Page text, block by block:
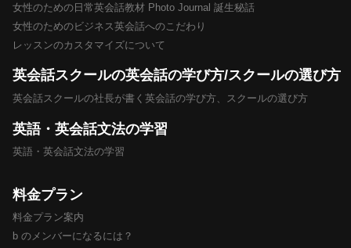
女性のための日常英会話教材 Photo Journal 誕生秘話
女性のためのビジネス英会話へのこだわり
レッスンのカスタマイズについて
英会話スクールの英会話の学び方/スクールの選び方
英会話スクールの社長が書く英会話の学び方、スクールの選び方
英語・英会話文法の学習
英語・英会話文法の学習
料金プラン
料金プラン案内
b のメンバーになるには？